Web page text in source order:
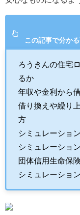
この記事で分か
ろうきんの住宅
るか
年収や金利から
借り換えや繰り
方
シミュレーショ
シミュレーショ
団体信用生命保
シミュレーショ